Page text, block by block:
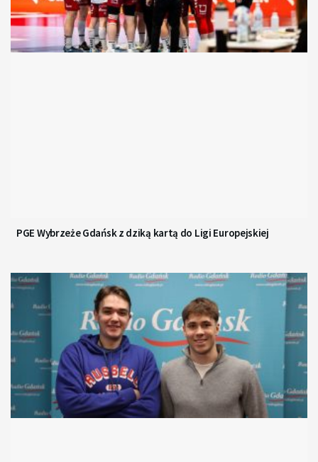
PGE Wybrzeże Gdańsk z dziką kartą do Ligi Europejskiej